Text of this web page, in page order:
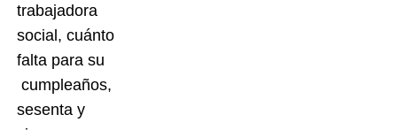
trabajadora
social, cuánto
falta para su
cumpleaños,
sesenta y